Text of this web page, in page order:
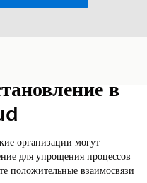
в
организации могут
для упрощения процессов
положительные взаимосвязи